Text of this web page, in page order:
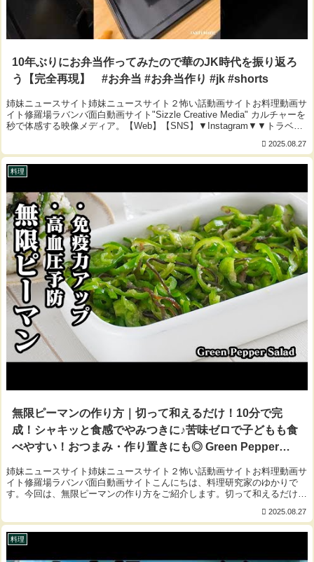
10年ぶりにお弁当作ってみたので華のJK時代を振り返ろ
う【完全再現】 #お弁当 #お弁当作り #jk #shorts
姉妹ニュースサイト姉妹ニュースサイト２怖い話動画サイトお料理動画サ
イト修羅場ラバンバ面白動画サイト"Sizzle Creative Media" カルチャーを
秒で体感する映像メディア。【Web】【SNS】▼Instagram▼▼トラベル
2025.08.27
料理
無限ピーマンの作り方｜切って和えるだけ！10分で完
成！シャキッと食感でやみつきに♪苦味ゼロで子どもも食
べやすい！おつまみ・作り置きにも◎ Green Pepper
姉妹ニュースサイト姉妹ニュースサイト２怖い話動画サイトお料理動画サ
イト修羅場ラバンバ面白動画サイトこんにちは、料理研究家のゆかりで
す。今回は、無限ピーマンの作り方をご紹介します。切って和えるだけ！
2025.08.27
料理